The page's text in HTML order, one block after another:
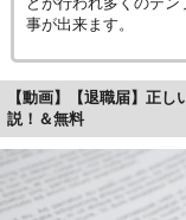
事が出来ます。
【動画】【退職届】正
説！＆無料